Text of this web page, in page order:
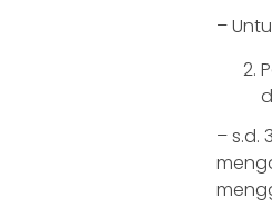
–
– s.d.